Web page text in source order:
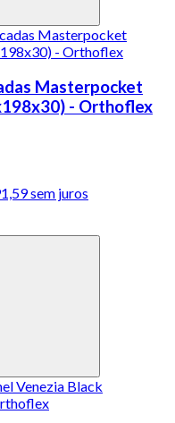
Masterpocket
- Orthoflex
sem juros